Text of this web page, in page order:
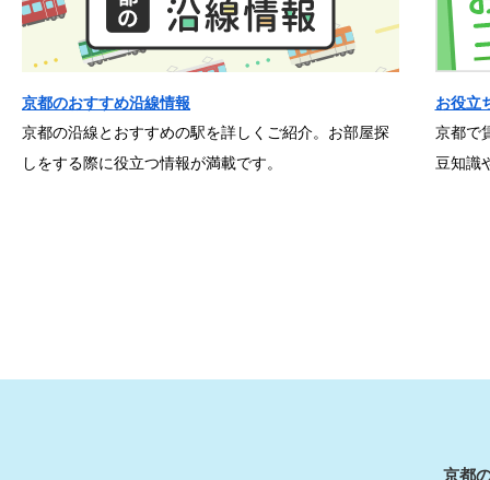
京都のおすすめ沿線情報
京都の沿線とおすすめの駅を詳しくご紹介。お部屋探
しをする際に役立つ情報が満載です。
お役立
京都で
豆知識
京都